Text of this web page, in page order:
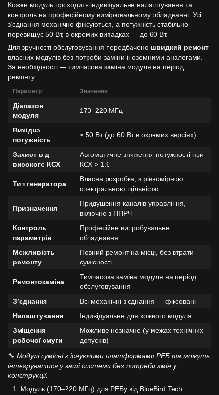
Кожен модуль проходить індивідуальне налаштування та
контроль на професійному вимірювальному обладнанні. Усі
з’єднання механічно фіксуються, а потужність стабільно
перевищує 50 Вт, в окремих випадках — до 60 Вт.
Для зручності обслуговування передбачено швидкий ремонт
власних модулів без потреби заміни іноземними аналогами.
За необхідності — тимчасова заміна модуля на період
ремонту.
Параметр Значення
Діапазон
модуля
170–220 МГц
Вихідна
потужність
≥ 50 Вт (до 60 Вт в окремих версіях)
Захист від
високого КСХ
Автоматичне зниження потужності при
КСХ > 1.6
Тип генератора
Власна розробка, з рівномірною
спектральною щільністю
Призначення
Придушення каналів управління,
включно з ППРЧ
Контроль
параметрів
Професійне випробувальне
обладнання
Можливість
ремонту
Повний ремонт на місці, без втрати
сумісності
Ремонтозаміна
Тимчасова заміна модуля на період
обслуговування
З’єднання
Всі механічні з’єднання — фіксовані
Налаштування
Індивідуальне для кожного модуля
Зміщення
робочої смуги
Можливе незначне (у межах технічних
допусків)
🔧 Модулі сумісні з існуючими платформами РЕБ та можуть
інтегруватися у ваші системи без потреби змін у
конструкції.
Модуль (170–220 МГц) для РЕБу від BlueBird Tech.